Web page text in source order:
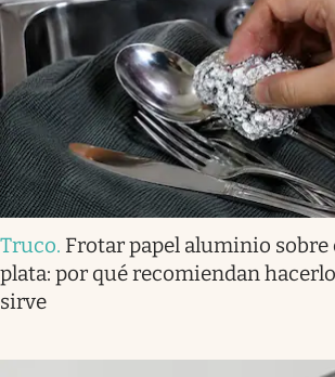
Truco. Frotar papel aluminio sobre
plata: por qué recomiendan
sirve